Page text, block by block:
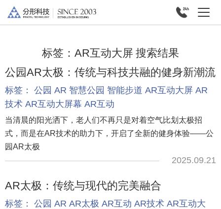
标签： AR互动大屏 搜索结果
公园AR太极：传统与科技共融的健身新潮流
标签： 公园 AR 智慧公园 智能步道 AR互动大屏 AR
技术 AR互动大屏幕 AR互动
当清晨的阳光洒下，老人们不再只是对着空气比划太极招
式，而是在AR技术的助力下，开启了全新的健身体验——公
园AR太极
2025.09.21
AR太极：传统与现代的完美融合
标签： 公园 AR AR太极 AR互动 AR技术 AR互动大